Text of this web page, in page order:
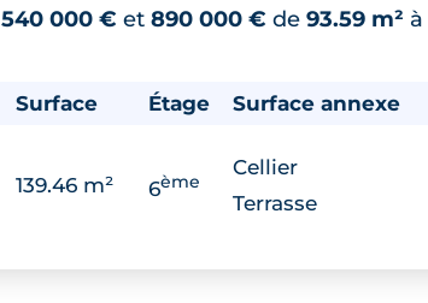
540 000 € et 890 000 € de 93.59 m² à
Surface Étage Surface annexe
139.46 m² 6ème
Cellier
Terrasse